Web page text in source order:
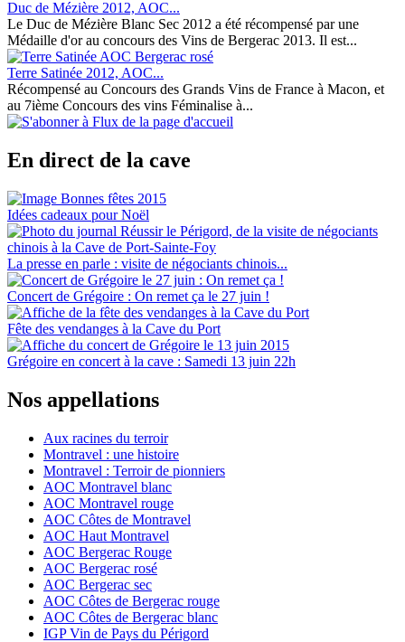
Duc de Mézière 2012, AOC...
Le Duc de Mézière Blanc Sec 2012 a été récompensé par une
Médaille d'or au concours des Vins de Bergerac 2013. Il est...
Terre Satinée 2012, AOC...
Récompensé au Concours des Grands Vins de France à Macon, et
au 7ième Concours des vins Féminalise à...
En direct de la cave
Idées cadeaux pour Noël
La presse en parle : visite de négociants chinois...
Concert de Grégoire : On remet ça le 27 juin !
Fête des vendanges à la Cave du Port
Grégoire en concert à la cave : Samedi 13 juin 22h
Nos appellations
Aux racines du terroir
Montravel : une histoire
Montravel : Terroir de pionniers
AOC Montravel blanc
AOC Montravel rouge
AOC Côtes de Montravel
AOC Haut Montravel
AOC Bergerac Rouge
AOC Bergerac rosé
AOC Bergerac sec
AOC Côtes de Bergerac rouge
AOC Côtes de Bergerac blanc
IGP Vin de Pays du Périgord